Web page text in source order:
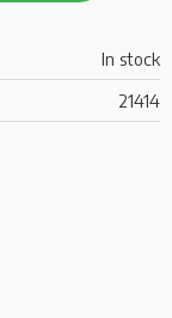
In stock
21414